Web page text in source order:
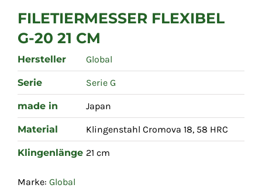
FILETIERMESSER FLEXIBEL
G-20 21 CM
Hersteller Global
Serie Serie G
made in Japan
Material Klingenstahl Cromova 18, 58 HRC
Klingenlänge 21 cm
Marke: Global